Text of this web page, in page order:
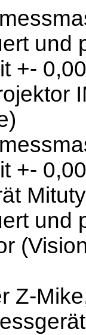
und
+-
+-
und
Z-